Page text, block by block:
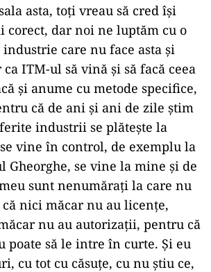
asta, toţi vreau să cred îşi
corect, dar noi ne luptăm cu o
care nu face asta şi
ITM-ul să vină şi să facă ceea
şi anume cu metode specifice,
că de ani şi ani de zile ştim
industrii se plăteşte la
vine în control, de exemplu la
Gheorghe, se vine la mine şi de
sunt nenumăraţi la care nu
nici măcar nu au licenţe,
nu au autorizaţii, pentru că
poate să le intre în curte. Şi eu
cu tot cu căsuţe, cu nu ştiu ce,